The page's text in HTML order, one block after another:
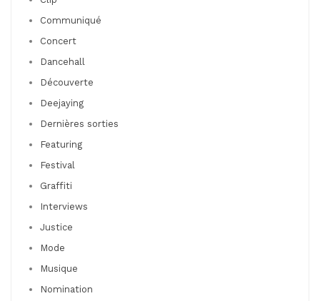
Communiqué
Concert
Dancehall
Découverte
Deejaying
Dernières sorties
Featuring
Festival
Graffiti
Interviews
Justice
Mode
Musique
Nomination